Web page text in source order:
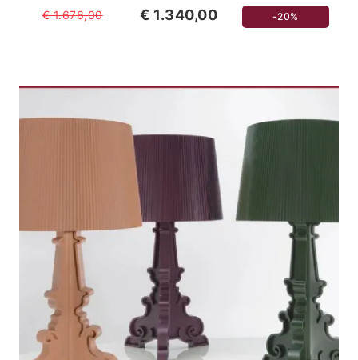
€ 1.676,00 € 1.340,00 -20%